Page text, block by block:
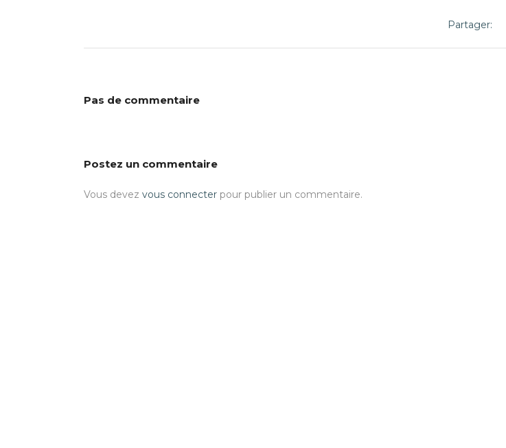
Partager:
Pas de commentaire
Postez un commentaire
Vous devez vous connecter pour publier un commentaire.